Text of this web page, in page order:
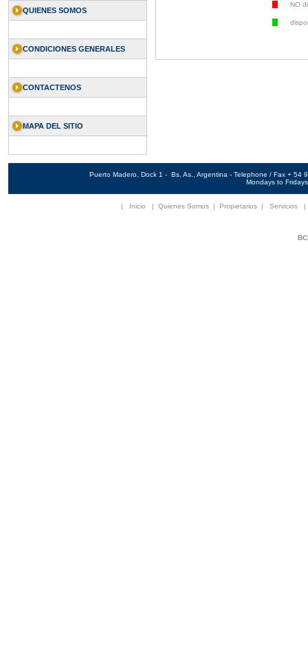
QUIENES SOMOS
CONDICIONES GENERALES
CONTACTENOS
MAPA DEL SITIO
NO
Puerto Madero, Dock 1 - Bs. As., Argentina - Telephone / Fax +
Mondays to
| Inicio | Quienes Somos | Propietarios | Servicios